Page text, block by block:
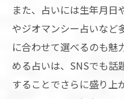
世界の占いで
見
ジオマンシー
ツ
占いの世界観
また、占いには生年月日
やジオマンシー占いなど
に合わせて選べるのも魅
める占いは、SNSでも話
することでさらに盛り上